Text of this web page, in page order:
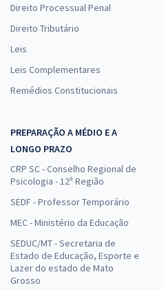
Direito Processual Penal
Direito Tributário
Leis
Leis Complementares
Remédios Constitucionais
PREPARAÇÃO A MÉDIO E A
LONGO PRAZO
CRP SC - Conselho Regional de
Psicologia - 12ª Região
SEDF - Professor Temporário
MEC - Ministério da Educação
SEDUC/MT - Secretaria de
Estado de Educação, Esporte e
Lazer do estado de Mato
Grosso